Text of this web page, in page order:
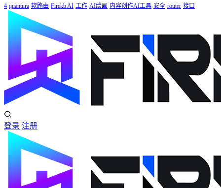
4 quantura 软路由 Firekb AI 工作 AI绘画 内容创作AI工具 安全 router 接口
登录 注册